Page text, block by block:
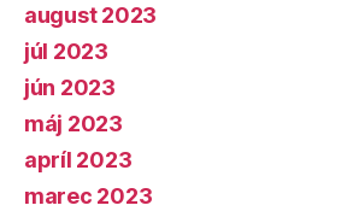
august 2023
júl 2023
jún 2023
máj 2023
apríl 2023
marec 2023